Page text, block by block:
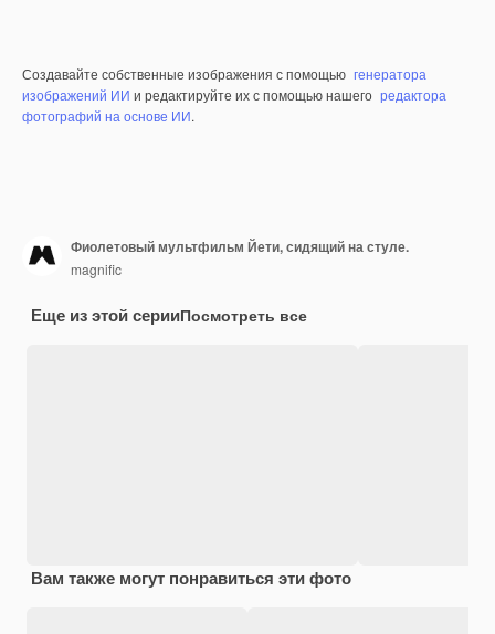
Создавайте собственные изображения с помощью генератора
изображений ИИ и редактируйте их с помощью нашего редактора
фотографий на основе ИИ.
Фиолетовый мультфильм Йети, сидящий на стуле.
magnific
Еще из этой серииПосмотреть все
Вам также могут понравиться эти фото